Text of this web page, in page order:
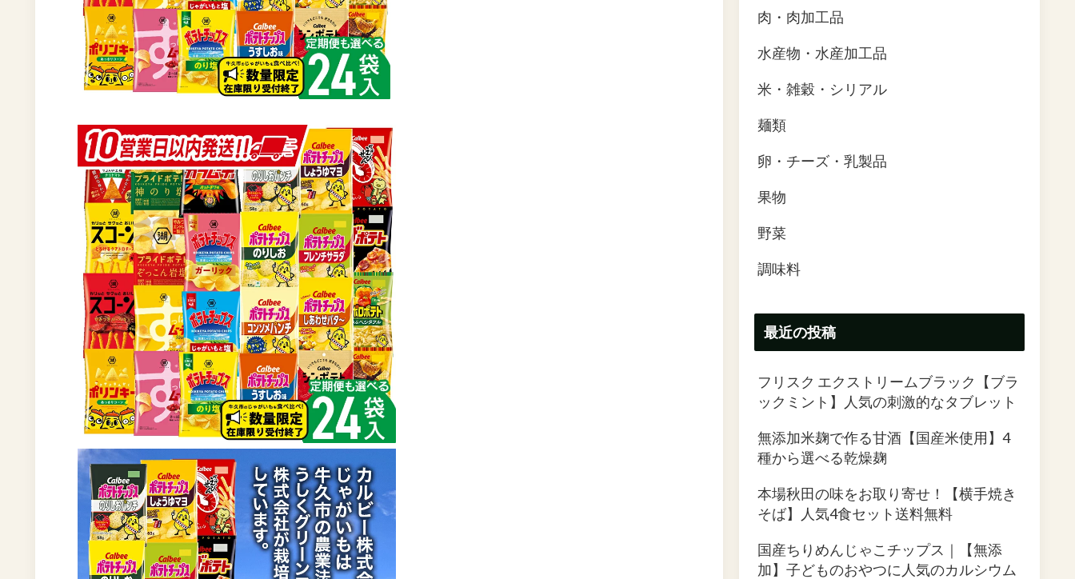
肉・肉加工品
水産物・水産加工品
米・雑穀・シリアル
麺類
卵・チーズ・乳製品
果物
野菜
調味料
最近の投稿
フリスク エクストリームブラック【ブラ
ックミント】人気の刺激的なタブレット
無添加米麹で作る甘酒【国産米使用】4
種から選べる乾燥麹
本場秋田の味をお取り寄せ！【横手焼き
そば】人気4食セット送料無料
国産ちりめんじゃこチップス｜【無添
加】子どものおやつに人気のカルシウム